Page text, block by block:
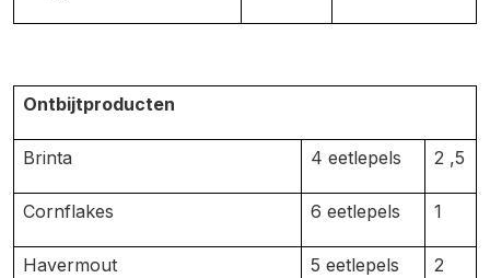
Ontbijtproducten
Brinta 4 eetlepels 2 ,5
Cornflakes 6 eetlepels 1
Havermout 5 eetlepels 2